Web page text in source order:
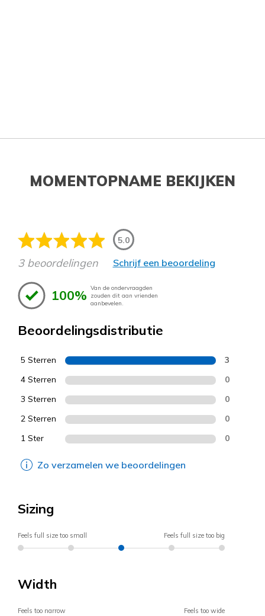
MOMENTOPNAME BEKIJKEN
5.0
3 beoordelingen Schrijf een beoordeling
100% Van de ondervraagden
zouden dit aan vrienden
aanbevelen.
Beoordelingsdistributie
5 Sterren 3
4 Sterren 0
3 Sterren 0
2 Sterren 0
1 Ster 0
Zo verzamelen we beoordelingen
Sizing
Feels full size too small Feels full size too big
Width
Feels too narrow Feels too wide